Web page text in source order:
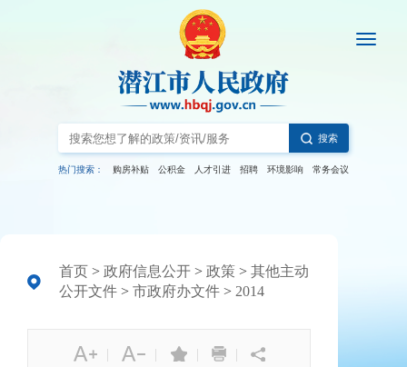
搜索
热门搜索： 购房补贴 公积金 人才引进 招聘 环境影响 常务会议
首页 > 政府信息公开 > 政策 > 其他主动
公开文件 > 市政府办文件 > 2014
| | | |